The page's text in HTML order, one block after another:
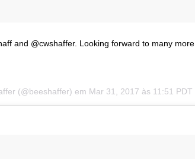
and @cwshaffer. Looking forward to many more
(@beeshaffer) em Mar 31, 2017 às 11:51 PDT